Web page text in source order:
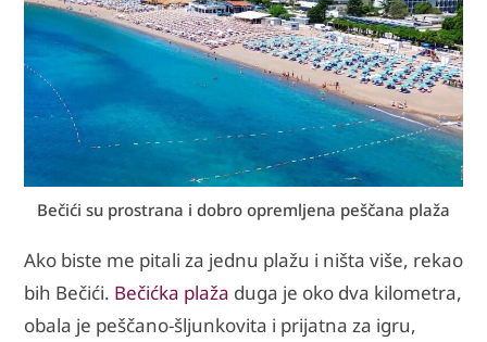
Bečići su prostrana i dobro opremljena peščana plaža
Ako biste me pitali za jednu plažu i ništa više, rekao
bih Bečići. Bečićka plaža duga je oko dva kilometra,
obala je peščano-šljunkovita i prijatna za igru,